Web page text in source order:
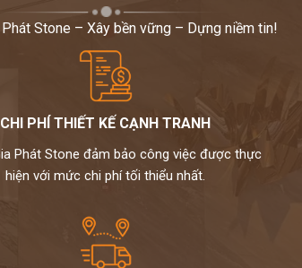
Phát Stone – Xây bền vững – Dựng niềm tin!
CHI PHÍ THIẾT KẾ CẠNH TRANH
Phát Stone đảm bảo công việc được thực
hiện với mức chi phí tối thiểu nhất.